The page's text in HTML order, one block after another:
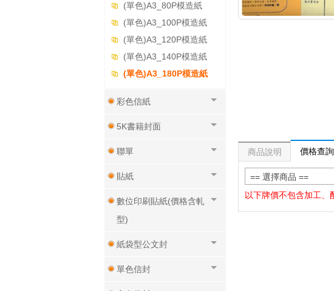
(單色)A3_80P模造紙
(單色)A3_100P模造紙
(單色)A3_120P模造紙
(單色)A3_140P模造紙
(單色)A3_180P模造紙
彩色信紙
5K書籍封面
聯單
貼紙
數位印刷貼紙(價格含軋
型)
紙袋型公文封
單色信封
商品說明 價格查詢
== 選擇商品 ==
以下牌價不包含加工、